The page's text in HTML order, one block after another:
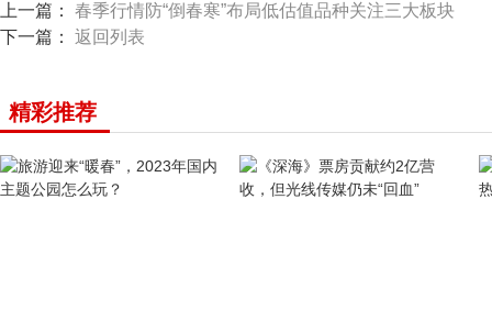
上一篇： 春季行情防“倒春寒”布局低估值品种关注三大板块
下一篇： 返回列表
精彩推荐